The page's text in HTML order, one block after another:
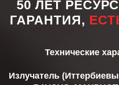
50 ЛЕТ
ГАРАНТИЯ,
Технические
Излучатель